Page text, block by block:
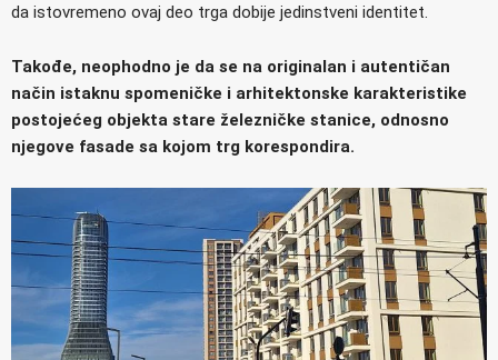
da istovremeno ovaj deo trga dobije jedinstveni identitet.
Takođe, neophodno je da se na originalan i autentičan
način istaknu spomeničke i arhitektonske karakteristike
postojećeg objekta stare železničke stanice, odnosno
njegove fasade sa kojom trg korespondira.